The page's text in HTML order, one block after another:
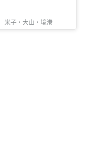
米子・大山・境港